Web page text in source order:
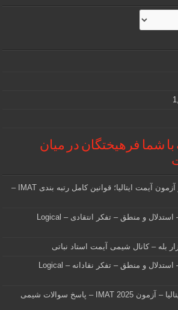
شما فرهیختگان در میان
نحوه رتبه بندی داوطلبان در آزمون آیمت ایتالیا؛ قوانین کامل رتبه بندی IMAT –
نمونه سوالات آیمت ایتالیا – استدلال و منطق – تفکر انتقادی – Logical
بله – کانال شیمی آیمت استاد نباتی
نمونه سوالات آیمت ایتالیا – استدلال و منطق – تفکر نقادانه – Logical
پاسخ سوالات آیمت ۲۰۲۵ ایتالیا – آزمون IMAT 2025 – پاسخ سوالات شیمی